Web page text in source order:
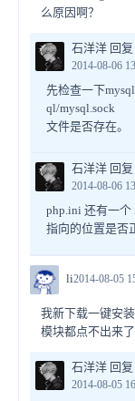
么原因啊？
石洋洋 回
2014-08-06
先检查一下
ql/mysql.sock
文件是否存在。
石洋洋 回
2014-08-06
php.ini 还有一个
指向的位置是否
li2014-08-05
我新下载一键安
模块都点不出来
石洋洋 回
2014-08-05